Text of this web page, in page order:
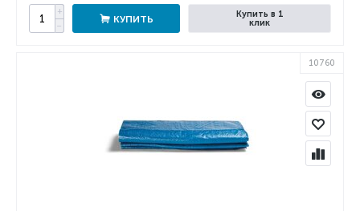
+
−
КУПИТЬ
Купить в 1
клик
10760